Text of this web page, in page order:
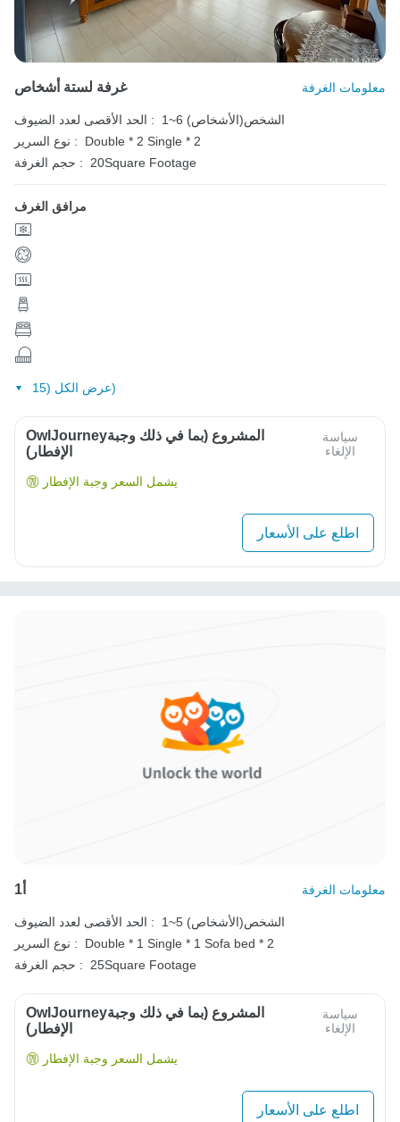
غرفة لستة أشخاص معلومات الغرفة
الحد الأقصى لعدد الضيوف :
1~6 الشخص(الأشخاص)
نوع السرير :
Double * 2 Single * 2
حجم الغرفة : 20Square Footage
مرافق الغرف
عرض الكل (15)
OwlJourneyالمشروع (بما في ذلك وجبة
الإفطار)
سياسة
الإلغاء
يشمل السعر وجبة الإفطار
اطلع على الأسعار
معلومات الغرفة
الحد الأقصى لعدد الضيوف :
1~5 الشخص(الأشخاص)
نوع السرير :
Double * 1 Single * 1 Sofa bed * 2
حجم الغرفة :
25Square Footage
OwlJourneyالمشروع (بما في ذلك وجبة
الإفطار)
سياسة
الإلغاء
يشمل السعر وجبة الإفطار
اطلع على الأسعار